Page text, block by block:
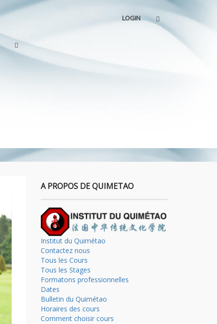
LOGIN
A PROPOS DE QUIMETAO
Institut du Quimétao
Contactez nous
Tous les Cours
Tous les Stages
Formatons professionnelles
Dates
Bulletin du Quimétao
Horaires des cours
Comment choisir cours